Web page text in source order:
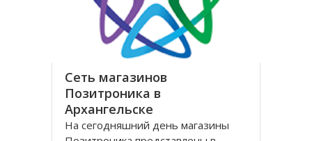
области косметологии, ухаживать
за лицом и телом стало
Сеть магазинов
Позитроника в
Архангельске
На сегодняшний день магазины